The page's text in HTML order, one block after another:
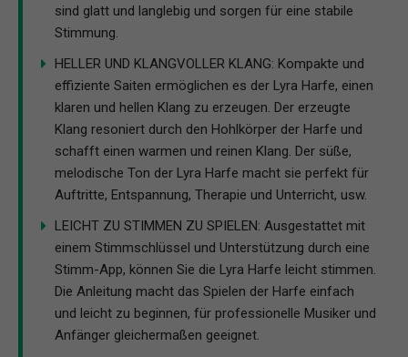
sind glatt und langlebig und sorgen für eine stabile
Stimmung.
HELLER UND KLANGVOLLER KLANG: Kompakte und
effiziente Saiten ermöglichen es der Lyra Harfe, einen
klaren und hellen Klang zu erzeugen. Der erzeugte
Klang resoniert durch den Hohlkörper der Harfe und
schafft einen warmen und reinen Klang. Der süße,
melodische Ton der Lyra Harfe macht sie perfekt für
Auftritte, Entspannung, Therapie und Unterricht, usw.
LEICHT ZU STIMMEN ZU SPIELEN: Ausgestattet mit
einem Stimmschlüssel und Unterstützung durch eine
Stimm-App, können Sie die Lyra Harfe leicht stimmen.
Die Anleitung macht das Spielen der Harfe einfach
und leicht zu beginnen, für professionelle Musiker und
Anfänger gleichermaßen geeignet.